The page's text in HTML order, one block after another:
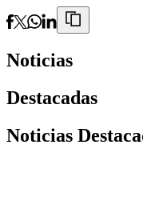
Noticias
Destacadas
Noticias